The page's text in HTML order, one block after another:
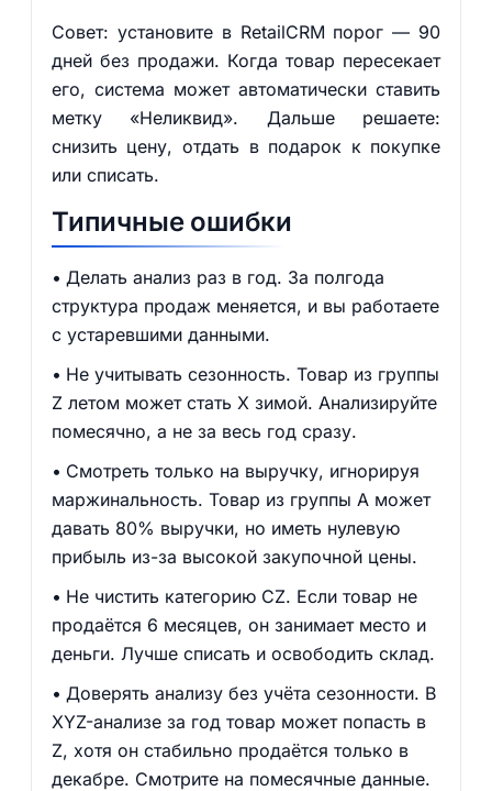
Совет: установите в RetailCRM порог — 90
дней без продажи. Когда товар пересекает
его, система может автоматически ставить
метку «Неликвид». Дальше решаете:
снизить цену, отдать в подарок к покупке
или списать.
Типичные ошибки
Делать анализ раз в год. За полгода
структура продаж меняется, и вы работаете
с устаревшими данными.
Не учитывать сезонность. Товар из группы
Z летом может стать X зимой. Анализируйте
помесячно, а не за весь год сразу.
Смотреть только на выручку, игнорируя
маржинальность. Товар из группы A может
давать 80% выручки, но иметь нулевую
прибыль из-за высокой закупочной цены.
Не чистить категорию CZ. Если товар не
продаётся 6 месяцев, он занимает место и
деньги. Лучше списать и освободить склад.
Доверять анализу без учёта сезонности. В
XYZ-анализе за год товар может попасть в
Z, хотя он стабильно продаётся только в
декабре. Смотрите на помесячные данные.